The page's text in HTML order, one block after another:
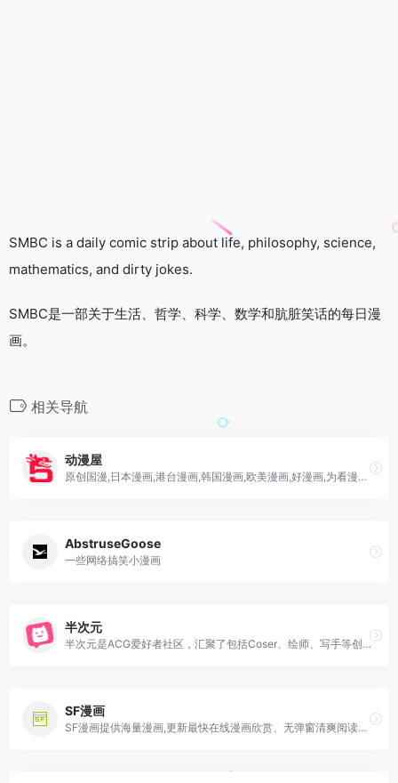
SMBC is a daily comic strip about life, philosophy, science,
mathematics, and dirty jokes.
SMBC是一部关于生活、哲学、科学、数学和肮脏笑话的每日漫
画。
相关导航
动漫屋
原创国漫,日本漫画,港台漫画,韩国漫画,欧美漫画,好漫画,为看漫画的人而生。
AbstruseGoose
一些网络搞笑小漫画
半次元
半次元是ACG爱好者社区，汇聚了包括Coser、绘师、写手等创作者在内的众多ACG同好.
SF漫画
SF漫画提供海量漫画,更新最快在线漫画欣赏、无弹窗清爽阅读环境，老牌漫画网站一直陪伴在你身旁。